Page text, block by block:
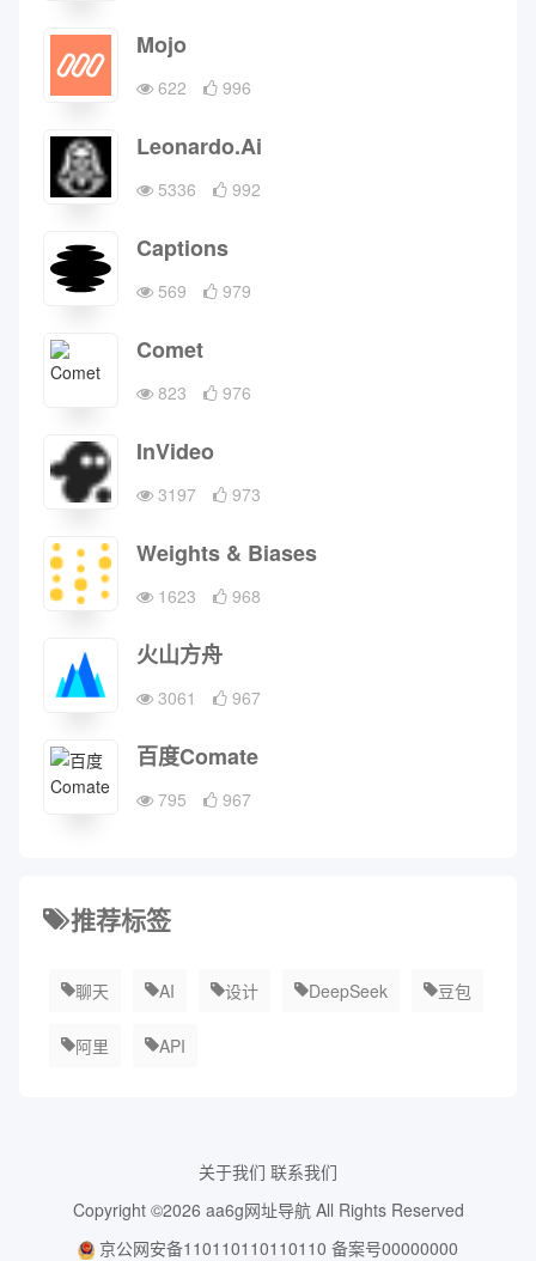
Mojo
622 996
Leonardo.Ai
5336 992
Captions
569 979
Comet
823 976
InVideo
3197 973
Weights & Biases
1623 968
火山方舟
3061 967
百度Comate
795 967
推荐标签
聊天 AI 设计 DeepSeek 豆包
阿里 API
关于我们 联系我们
Copyright ©2026 aa6g网址导航All Rights Reserved
京公网安备110110110110110备案号00000000